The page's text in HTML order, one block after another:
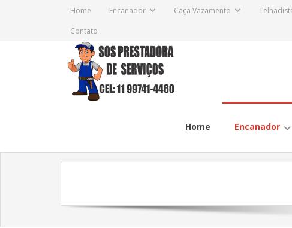
Home Encanador Caça Vazamento
Contato
Home Encanador